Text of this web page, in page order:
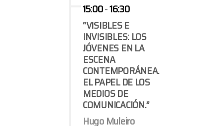
15:00-16:30
“VISIBLES E
INVISIBLES: LOS
JÓVENES EN LA
ESCENA
CONTEMPORÁNEA.
EL PAPEL DE LOS
MEDIOS DE
COMUNICACIÓN.”
Hugo Muleiro